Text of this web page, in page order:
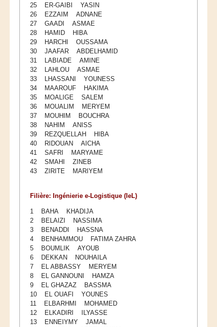
25 ER-GAIBI YASIN
26 EZZAIM ADNANE
27 GAADI ASMAE
28 HAMID HIBA
29 HARCHI OUSSAMA
30 JAAFAR ABDELHAMID
31 LABIADE AMINE
32 LAHLOU ASMAE
33 LHASSANI YOUNESS
34 MAAROUF HAKIMA
35 MOALIGE SALEM
36 MOUALIM MERYEM
37 MOUHIM BOUCHRA
38 NAHIM ANISS
39 REZQUELLAH HIBA
40 RIDOUAN AICHA
41 SAFRI MARYAME
42 SMAHI ZINEB
43 ZIRITE MARIYEM
Filière: Ingénierie e-Logistique (IeL)
1 BAHA KHADIJA
2 BELAIZI NASSIMA
3 BENADDI HASSNA
4 BENHAMMOU FATIMA ZAHRA
5 BOUMLIK AYOUB
6 DEKKAN NOUHAILA
7 EL ABBASSY MERYEM
8 EL GANNOUNI HAMZA
9 EL GHAZAZ BASSMA
10 EL OUAFI YOUNES
11 ELBARHMI MOHAMED
12 ELKADIRI ILYASSE
13 ENNEIYMY JAMAL